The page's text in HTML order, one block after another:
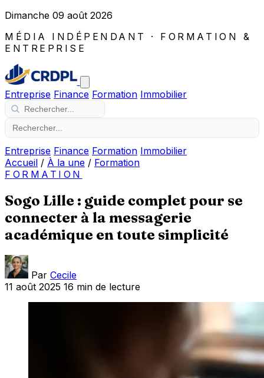
Dimanche 09 août 2026
MÉDIA INDÉPENDANT · FORMATION &
ENTREPRISE
Entreprise Finance Formation Immobilier
Entreprise Finance Formation Immobilier
Accueil / À la une / Formation
FORMATION
Sogo Lille : guide complet pour se
connecter à la messagerie
académique en toute simplicité
Par Cecile
11 août 2025 16 min de lecture